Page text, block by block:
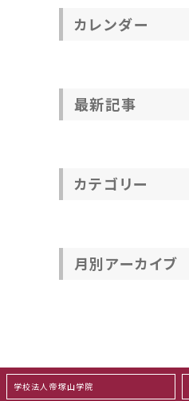
カレンダー
最新記事
カテゴリー
月別アーカイブ
学校法人帝塚山学院